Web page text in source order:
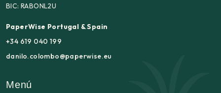
BIC: RABONL2U
PaperWise Portugal & Spain
+34 619 040 199
danilo.colombo@paperwise.eu
Menú